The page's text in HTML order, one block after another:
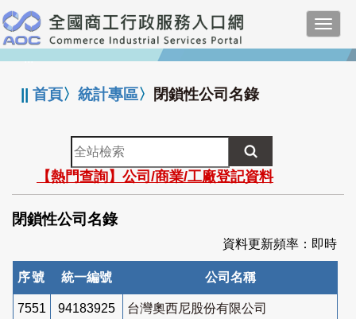
跳
到
主
要
:::
||首頁〉統計專區〉 閉鎖性公司名錄
全
站
檢
索
【熱門查詢】公司/商業/工廠登記資料
閉鎖性公司名錄
資料更新頻率：即時
序號 統一編號 公司名稱
7551 94183925 台灣奧西尼股份有限公司